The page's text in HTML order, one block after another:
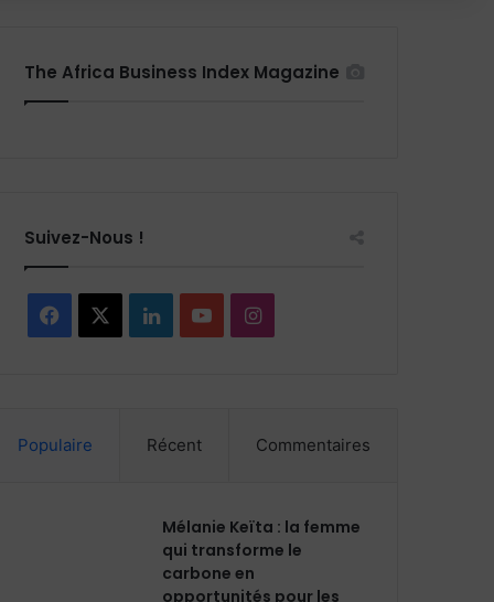
The Africa Business Index Magazine
Suivez-Nous !
Facebook LinkedinYouTubeInstagram
Populaire Récent Commentaires
Mélanie Keïta : la femme
qui transforme le
carbone en
opportunités pour les